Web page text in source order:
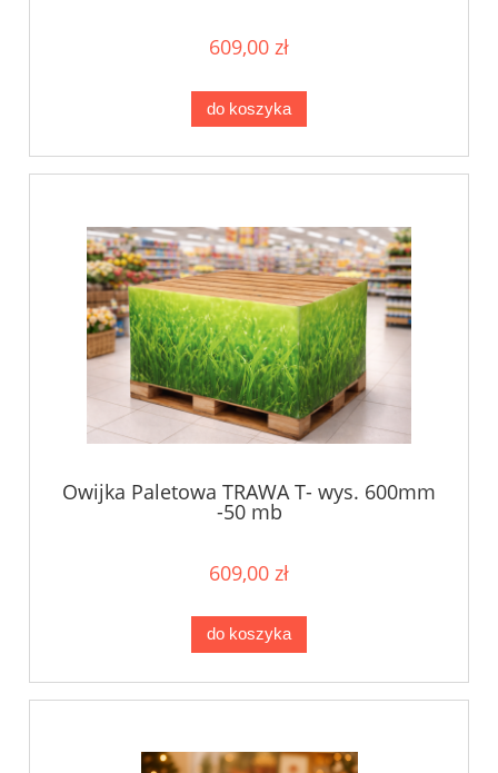
609,00 zł
do koszyka
Owijka Paletowa TRAWA T- wys. 600mm
-50 mb
609,00 zł
do koszyka